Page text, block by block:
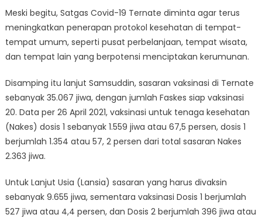
Meski begitu, Satgas Covid-19 Ternate diminta agar terus
meningkatkan penerapan protokol kesehatan di tempat-
tempat umum, seperti pusat perbelanjaan, tempat wisata,
dan tempat lain yang berpotensi menciptakan kerumunan.
Disamping itu lanjut Samsuddin, sasaran vaksinasi di Ternate
sebanyak 35.067 jiwa, dengan jumlah Faskes siap vaksinasi
20. Data per 26 April 2021, vaksinasi untuk tenaga kesehatan
(Nakes) dosis 1 sebanyak 1.559 jiwa atau 67,5 persen, dosis 1
berjumlah 1.354 atau 57, 2 persen dari total sasaran Nakes
2.363 jiwa.
Untuk Lanjut Usia (Lansia) sasaran yang harus divaksin
sebanyak 9.655 jiwa, sementara vaksinasi Dosis 1 berjumlah
527 jiwa atau 4,4 persen, dan Dosis 2 berjumlah 396 jiwa atau